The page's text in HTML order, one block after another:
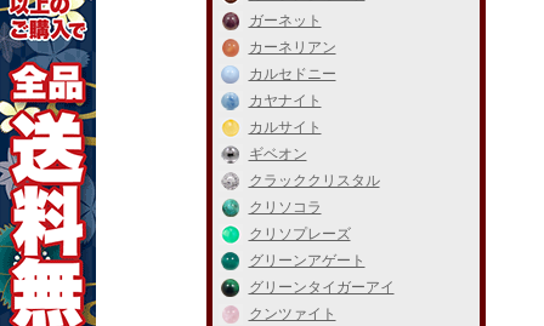
ガーネット
カーネリアン
カルセドニー
カヤナイト
カルサイト
ギベオン
クラッククリスタル
クリソコラ
クリソプレーズ
グリーンアゲート
グリーンタイガーアイ
クンツァイト